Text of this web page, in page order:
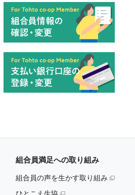
組合員満足への取り組み
組合員の声を生かす取り組み